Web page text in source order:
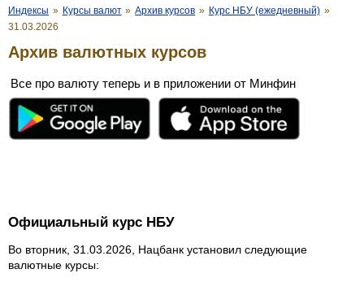
Индексы » Курсы валют » Архив курсов » Курс НБУ (ежедневный) »
31.03.2026
Архив валютных курсов
Все про валюту теперь и в приложении от Минфин
Официальный курс НБУ
Во вторник, 31.03.2026, Нацбанк установил следующие
валютные курсы: